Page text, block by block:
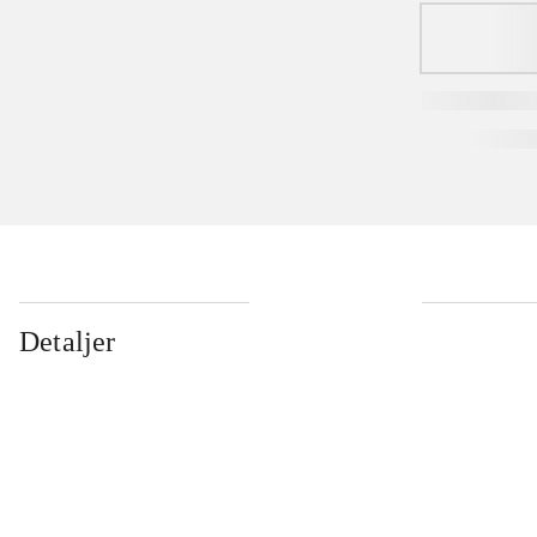
Detaljer